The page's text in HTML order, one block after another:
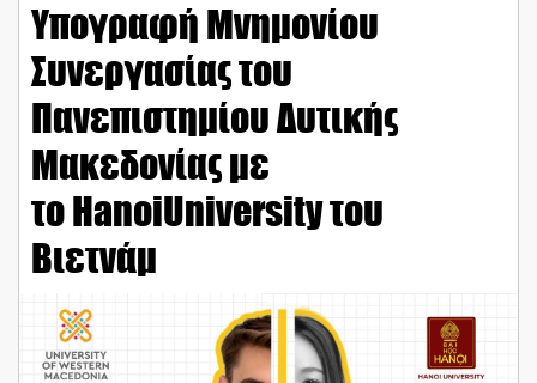
Υπογραφή Μνημονίου
Συνεργασίας του
Πανεπιστημίου Δυτικής
Μακεδονίας με
το HanoiUniversity του
Βιετνάμ